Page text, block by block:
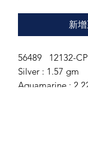
新
56489 12132-
Silver : 1.57 gm
Aquamarine :